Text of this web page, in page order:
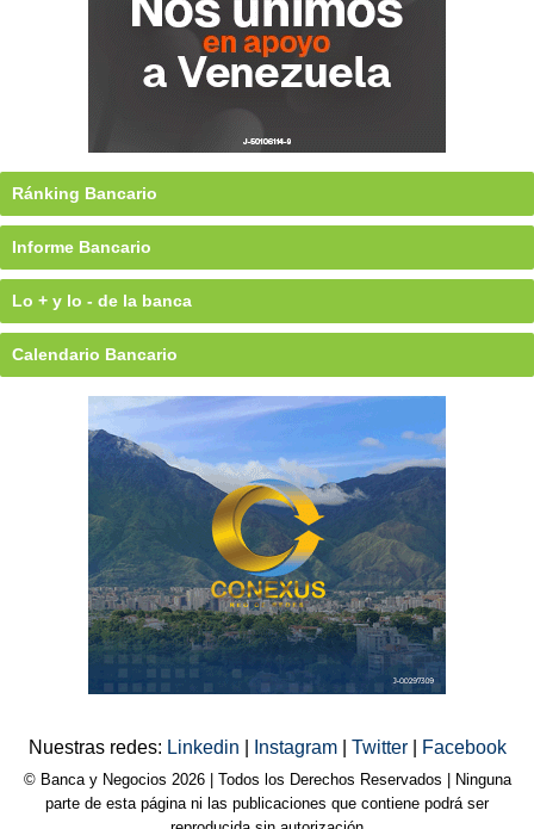
Ránking Bancario
Informe Bancario
Lo + y lo - de la banca
Calendario Bancario
Nuestras redes: Linkedin Instagram Twitter Facebook
© Banca y Negocios 2026 | Todos los Derechos Reservados | Ninguna
parte de esta página ni las publicaciones que contiene podrá ser